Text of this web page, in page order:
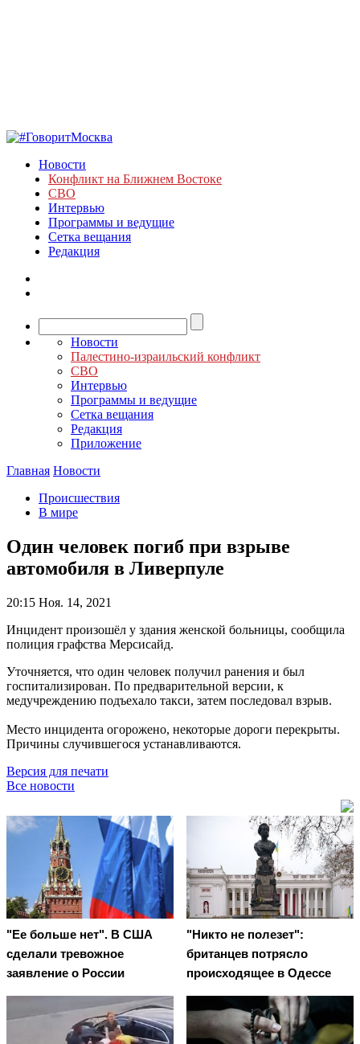
Новости
Конфликт на Ближнем Востоке
СВО
Интервью
Программы и ведущие
Сетка вещания
Редакция
Новости
Палестино-израильский конфликт
СВО
Интервью
Программы и ведущие
Сетка вещания
Редакция
Приложение
Главная Новости
Происшествия
В мире
Один человек погиб при взрыве
автомобиля в Ливерпуле
20:15 Ноя. 14, 2021
Инцидент произошёл у здания женской больницы, сообщила
полиция графства Мерсисайд.
Уточняется, что один человек получил ранения и был
госпитализирован. По предварительной версии, к
медучреждению подъехало такси, затем последовал взрыв.
Место инцидента огорожено, некоторые дороги перекрыты.
Причины случившегося устанавливаются.
Версия для печати
Все новости
"Ее больше нет". В США
сделали тревожное
заявление о России
"Никто не полезет":
британцев потрясло
происходящее в Одессе